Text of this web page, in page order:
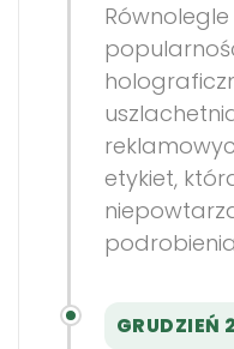
etykiet,
GRUDZIEŃ